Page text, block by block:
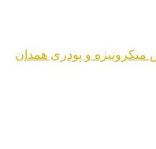
میکرونیزه و پودری همدان